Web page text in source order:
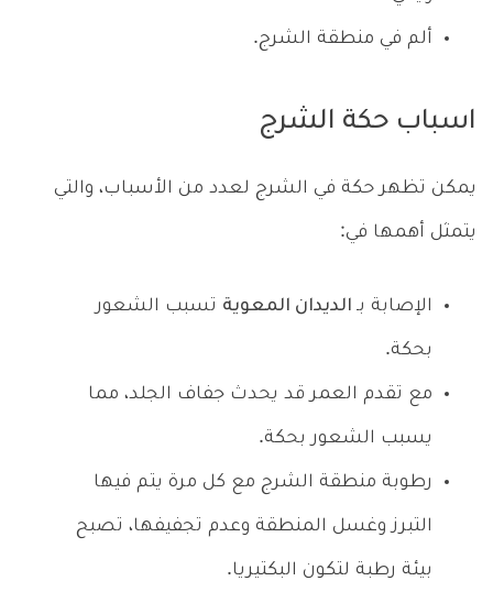
ألم في منطقة الشرج.
اسباب حكة الشرج
يمكن تظهر حكة في الشرج لعدد من الأسباب، والتي
يتمثل أهمها في:
الإصابة بـ الديدان المعوية تسبب الشعور
بحكة.
مع تقدم العمر قد يحدث جفاف الجلد، مما
يسبب الشعور بحكة.
رطوبة منطقة الشرج مع كل مرة يتم فيها
التبرز وغسل المنطقة وعدم تجفيفها، تصبح
بيئة رطبة لتكون البكتيريا.